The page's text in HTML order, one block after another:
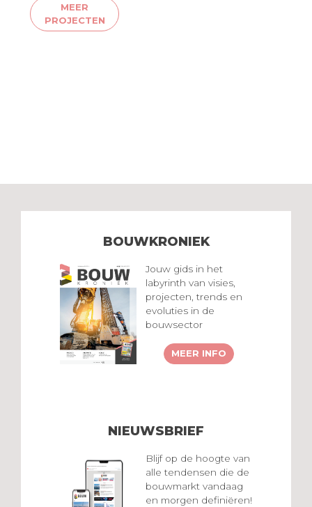
MEER
PROJECTEN
BOUWKRONIEK
Jouw gids in het
labyrinth van visies,
projecten, trends en
evoluties in de
bouwsector
MEER INFO
NIEUWSBRIEF
Blijf op de hoogte van
alle tendensen die de
bouwmarkt vandaag
en morgen definiëren!